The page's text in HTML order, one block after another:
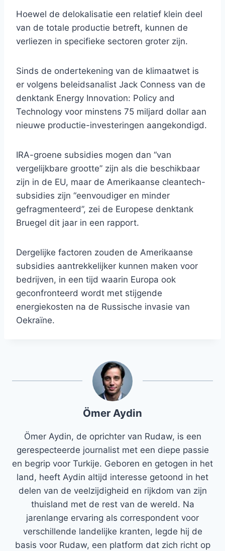
Hoewel de delokalisatie een relatief klein deel
van de totale productie betreft, kunnen de
verliezen in specifieke sectoren groter zijn.
Sinds de ondertekening van de klimaatwet is
er volgens beleidsanalist Jack Conness van de
denktank Energy Innovation: Policy and
Technology voor minstens 75 miljard dollar aan
nieuwe productie-investeringen aangekondigd.
IRA-groene subsidies mogen dan “van
vergelijkbare grootte” zijn als die beschikbaar
zijn in de EU, maar de Amerikaanse cleantech-
subsidies zijn “eenvoudiger en minder
gefragmenteerd”, zei de Europese denktank
Bruegel dit jaar in een rapport.
Dergelijke factoren zouden de Amerikaanse
subsidies aantrekkelijker kunnen maken voor
bedrijven, in een tijd waarin Europa ook
geconfronteerd wordt met stijgende
energiekosten na de Russische invasie van
Oekraïne.
Ömer Aydin
Ömer Aydin, de oprichter van Rudaw, is een
gerespecteerde journalist met een diepe passie
en begrip voor Turkije. Geboren en getogen in het
land, heeft Aydin altijd interesse getoond in het
delen van de veelzijdigheid en rijkdom van zijn
thuisland met de rest van de wereld. Na
jarenlange ervaring als correspondent voor
verschillende landelijke kranten, legde hij de
basis voor Rudaw, een platform dat zich richt op